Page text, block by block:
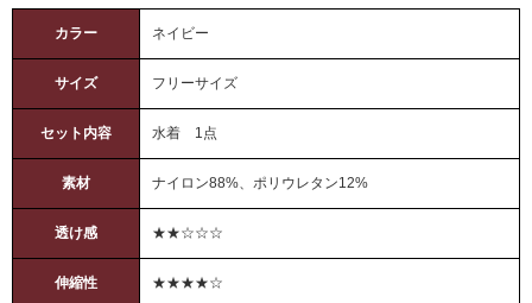
カラー ネイビー
サイズ フリーサイズ
セット内容 水着 1点
素材 ナイロン88%、ポリウレタン12%
透け感 ★★☆☆☆
伸縮性 ★★★★☆